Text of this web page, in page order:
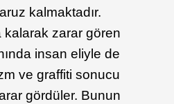
kalmaktadır.
kalarak zarar gören
insan eliyle de
ve graffiti sonucu
gördüler. Bunun